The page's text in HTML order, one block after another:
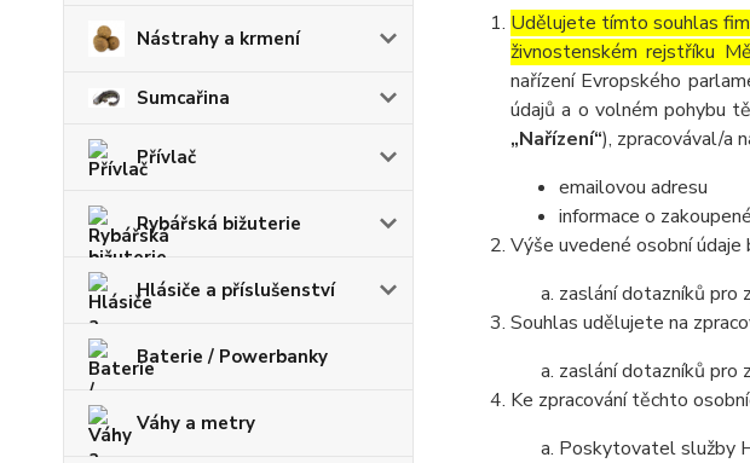
Nástrahy a krmení
Sumcařina
Přívlač
Rybářská bižuterie
Hlásiče a příslušenství
Baterie / Powerbanky
Váhy a metry
Udělujete tímto souhlas
živnostenském rejstříku
nařízení Evropského
údajů a o volném pohybu
„Nařízení“), zpracovával/a
emailovou adresu
informace o
Výše uvedené osobní údaje
zaslání dotazníků pro
Souhlas udělujete na
zaslání dotazníků pro
Ke zpracování těchto
Poskytovatel služby